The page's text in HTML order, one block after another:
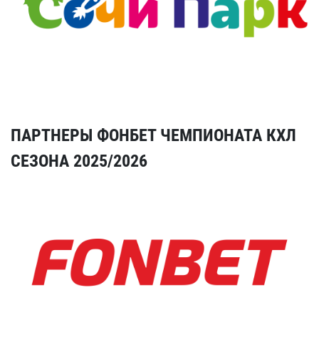
ПАРТНЕРЫ ФОНБЕТ ЧЕМПИОНАТА КХЛ
СЕЗОНА 2025/2026